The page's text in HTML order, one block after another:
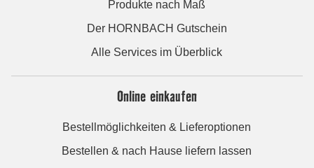
Produkte nach Maß
Der HORNBACH Gutschein
Alle Services im Überblick
Online einkaufen
Bestellmöglichkeiten & Lieferoptionen
Bestellen & nach Hause liefern lassen